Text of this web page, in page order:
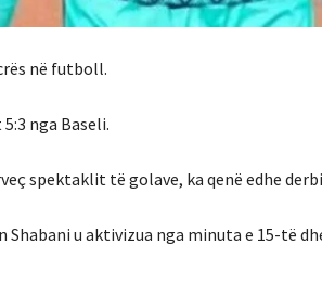
në futboll.
nga Baseli.
spektaklit të golave, ka qenë edhe
u aktivizua nga minuta e 15-të